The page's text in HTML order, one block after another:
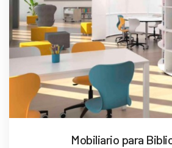
Mobiliario para